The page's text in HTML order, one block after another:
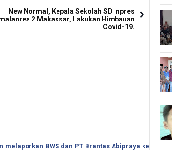
New Normal, Kepala Sekolah SD Inpres
2 Makassar, Lakukan Himbauan
Covid-19.
BWS dan PT Brantas Abipraya ke